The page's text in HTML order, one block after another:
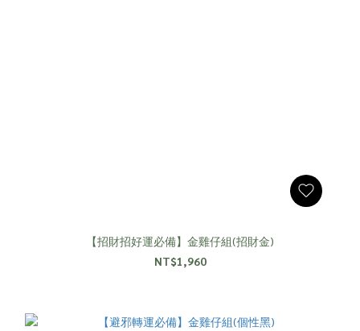
【招財招好運必備】金雞仔組(招財金)
NT$1,960